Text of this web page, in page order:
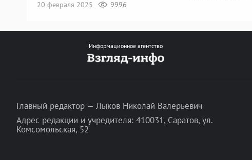
20 февраля 2025
9996
Информационное агентство
Главный редактор — Лыков Николай Валерьевич
Адрес редакции и учредителя: 410031, Саратов, ул.
Комсомольская, 52